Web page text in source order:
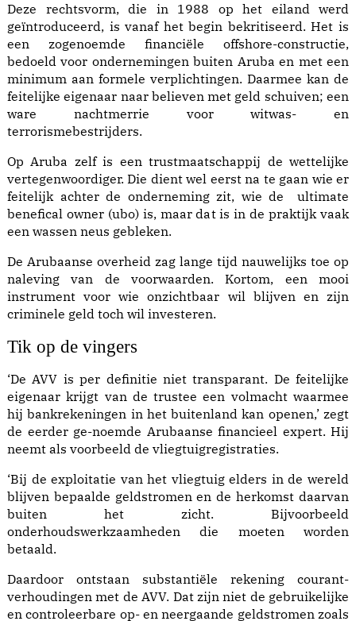
Deze rechtsvorm, die in 1988 op het eiland werd
geïntroduceerd, is vanaf het begin bekritiseerd. Het is
een zogenoemde financiële offshore-constructie,
bedoeld voor ondernemingen buiten Aruba en met een
minimum aan formele verplichtingen. Daarmee kan de
feitelijke eigenaar naar believen met geld schuiven; een
ware nachtmerrie voor witwas- en
terrorismebestrijders.
Op Aru­ba zelf is een trustmaatschappij de wettelijke
vertegenwoordiger. Die dient wel eerst na te gaan wie er
feitelijk achter de onderneming zit, wie de ­ ultimate
benefical owner (ubo) is, maar dat is in de praktijk vaak
een wassen neus gebleken.
De Arubaanse overheid zag lange tijd nauwelijks toe op
naleving van de voorwaarden. Kortom, een mooi
instrument voor wie onzichtbaar wil blijven en zijn
criminele geld toch wil investeren.
Tik op de vingers
‘De AVV is per definitie niet transparant. De feitelijke
eigenaar krijgt van de trustee een volmacht waarmee
hij bankrekeningen in het buiten­land kan openen,’ zegt
de eerder ge-noemde Arubaanse financieel expert. Hij
neemt als voorbeeld de vliegtuigregistraties.
‘Bij de exploitatie van het vliegtuig elders in de wereld
blijven bepaalde geldstromen en de herkomst daarvan
buiten het zicht. Bijvoor­beeld
onderhoudswerkzaamheden die moeten worden
betaald.
Daardoor ontstaan substantiële rekening courant-
verhoudingen met de AVV. Dat zijn niet de gebruikelijke
en controleerbare op- en neergaande geldstromen zoals